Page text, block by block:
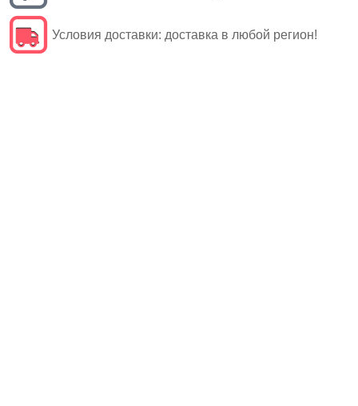
Условия доставки: доставка в любой регион!